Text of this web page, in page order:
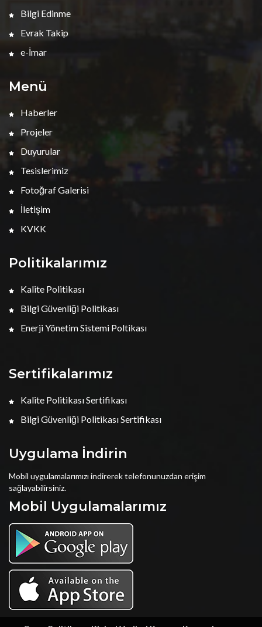
Bilgi Edinme
Evrak Takip
e-İmar
Menü
Haberler
Projeler
Duyurular
Tesislerimiz
Fotoğraf Galerisi
İletişim
KVKK
Politikalarımız
Kalite Politikası
Bilgi Güvenliği Politikası
Enerji Yönetim Sistemi Poltikası
Sertifikalarımız
Kalite Politikası Sertifikası
Bilgi Güvenliği Politikası Sertifikası
Uygulama İndirin
Mobil uygulamalarımızı indirerek telefonunuzdan erişim
sağlayabilirsiniz.
Mobil Uygulamalarımız